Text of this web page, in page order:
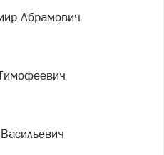
Абрамович